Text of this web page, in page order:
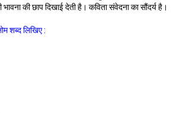
की छाप दिखाई देती है। कविता संवेदना का सौंदर्य है।
शब्द लिखिए :